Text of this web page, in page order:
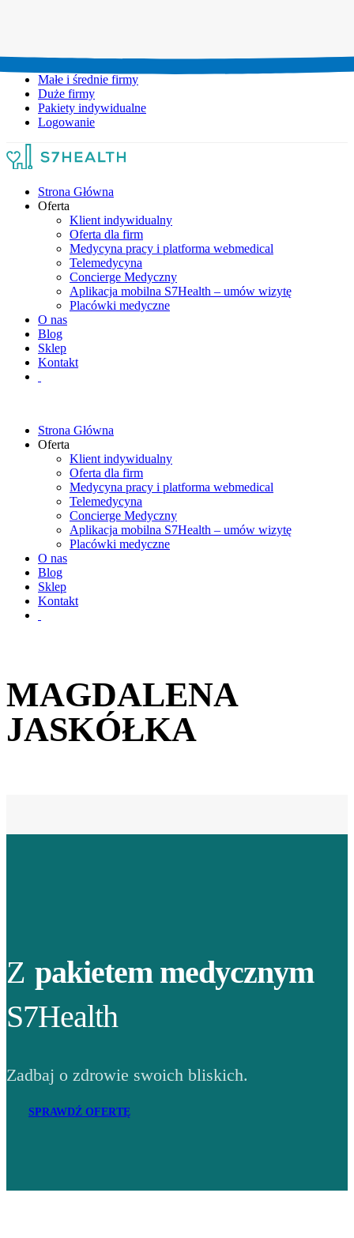
Małe i średnie firmy
Duże firmy
Pakiety indywidualne
Logowanie
Strona Główna
Oferta
Klient indywidualny
Oferta dla firm
Medycyna pracy i platforma webmedical
Telemedycyna
Concierge Medyczny
Aplikacja mobilna S7Health – umów wizytę
Placówki medyczne
O nas
Blog
Sklep
Kontakt
Strona Główna
Oferta
Klient indywidualny
Oferta dla firm
Medycyna pracy i platforma webmedical
Telemedycyna
Concierge Medyczny
Aplikacja mobilna S7Health – umów wizytę
Placówki medyczne
O nas
Blog
Sklep
Kontakt
MAGDALENA
JASKÓŁKA
Z pakietem medycznym
S7Health
Zadbaj o zdrowie swoich bliskich.
SPRAWDŹ OFERTĘ